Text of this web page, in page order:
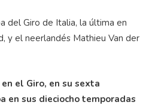
del Giro de Italia, la última en
y el neerlandés Mathieu Van der
el Giro, en su sexta
en sus dieciocho temporadas